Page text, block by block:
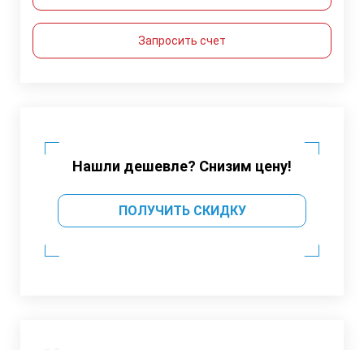
Запросить счет
Нашли дешевле? Снизим цену!
ПОЛУЧИТЬ СКИДКУ